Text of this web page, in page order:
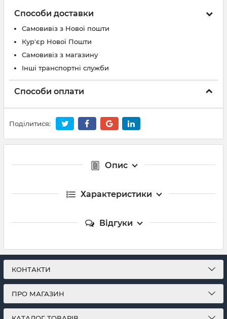
Способи доставки
Самовивіз з Нової пошти
Кур'єр Нової Пошти
Самовивіз з магазину
Інші транспортні служби
Способи оплати
Поділитися:
Опис
Характеристики
Відгуки
КОНТАКТИ
ПРО МАГАЗИН